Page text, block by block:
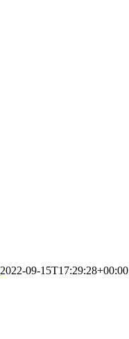
2022-09-15T17:29:28+00:00